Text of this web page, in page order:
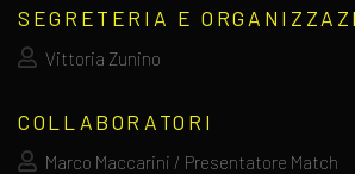
SEGRETERIA E
Vittoria Zunino
COLLABORATORI
Marco Maccarini / Presentatore Match